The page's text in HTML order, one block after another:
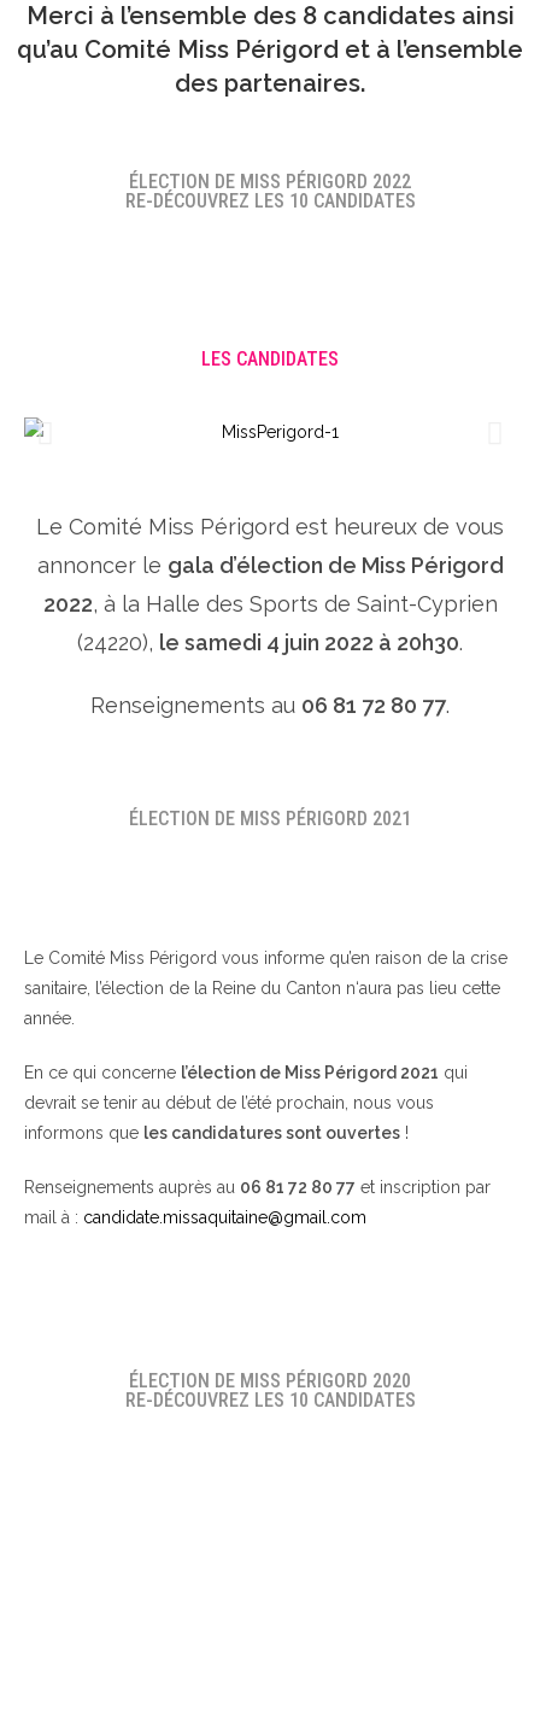
Merci à l’ensemble des 8 candidates ainsi
qu’au Comité Miss Périgord et à l’ensemble
des partenaires.
ÉLECTION DE MISS PÉRIGORD 2022
RE-DÉCOUVREZ LES 10 CANDIDATES
LES CANDIDATES
Le Comité Miss Périgord est heureux de vous
annoncer le gala d’élection de Miss Périgord
2022, à la Halle des Sports de Saint-Cyprien
(24220), le samedi 4 juin 2022 à 20h30.
Renseignements au 06 81 72 80 77.
ÉLECTION DE MISS PÉRIGORD 2021
Le Comité Miss Périgord vous informe qu’en raison de la crise
sanitaire, l’élection de la Reine du Canton n‘aura pas lieu cette
année.
En ce qui concerne l’élection de Miss Périgord 2021 qui
devrait se tenir au début de l’été prochain, nous vous
informons que les candidatures sont ouvertes !
Renseignements auprès au 06 81 72 80 77 et inscription par
mail à : candidate.missaquitaine@gmail.com
ÉLECTION DE MISS PÉRIGORD 2020
RE-DÉCOUVREZ LES 10 CANDIDATES